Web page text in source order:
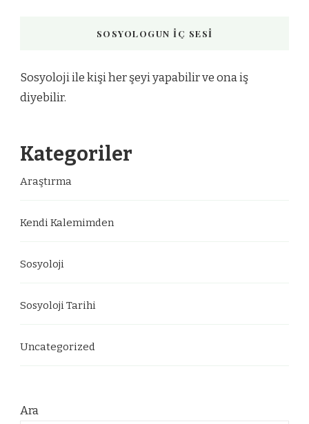
SOSYOLOGUN İÇ SESI
Sosyoloji ile kişi her şeyi yapabilir ve ona iş
diyebilir.
Kategoriler
Araştırma
Kendi Kalemimden
Sosyoloji
Sosyoloji Tarihi
Uncategorized
Ara